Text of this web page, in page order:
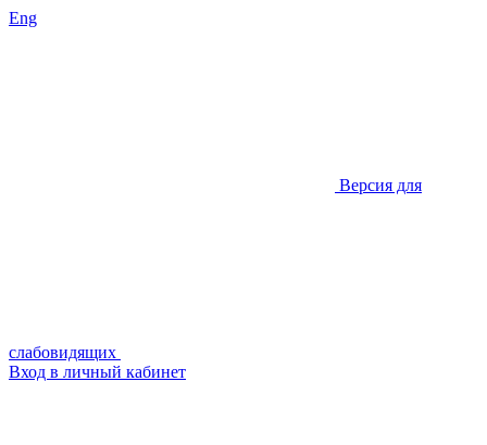
Eng
Версия для
слабовидящих
Вход в личный кабинет